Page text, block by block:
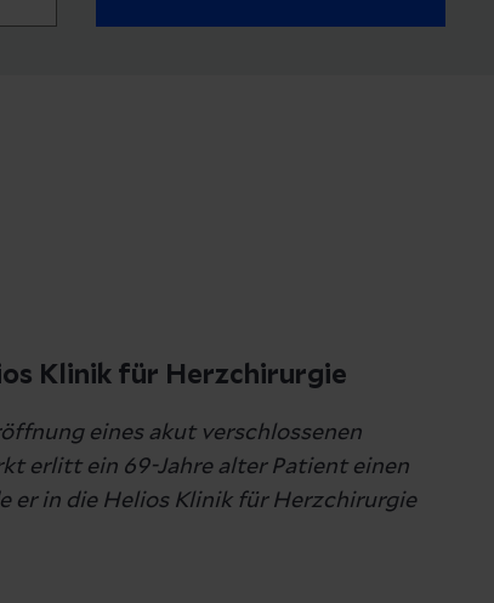
Klinik für Herzchirurgie
eines akut verschlossenen
erlitt ein 69-Jahre alter Patient einen
er in die Helios Klinik für Herzchirurgie